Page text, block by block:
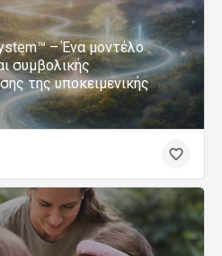
– Ένα μοντέλο
συμβολικής
της υποκειμενικής